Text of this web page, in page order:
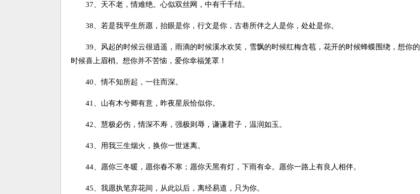
37、天不老，情难绝。心似双丝网，中有千千结。
38、若是我平生所愿，抬眼是你，行文是你，古巷所伴之人是你，处处是你。
39、风起的时候云很逍遥，雨滴的时候溪水欢笑，雪飘的时候红梅含苞，花开的时候蜂蝶围绕，想你的
时候喜上眉梢。想你并不苦恼，爱你幸福笼罩！
40、情不知所起，一往而深。
41、山有木兮卿有意，昨夜星辰恰似你。
42、慧极必伤，情深不寿，强极则辱，谦谦君子，温润如玉。
43、用我三生烟火，换你一世迷离。
44、愿你三冬暖，愿你春不寒；愿你天黑有灯，下雨有伞。愿你一路上有良人相伴。
45、我愿执笔弃花间，从此以后，离经易道，只为你。